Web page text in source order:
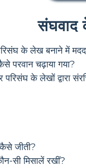
संघवाद
के लेख बनाने में मदद
परवान चढ़ाया गया?
के लेखों द्वारा
जीती?
सी मिसालें रखीं?